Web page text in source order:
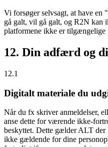
Vi forsøger selvsagt, at have en
gå galt, vil gå galt, og R2N kan
platformene ikke er tilgængelige
12. Din adfærd og
12.1
Digitalt materiale du
Når du fx skriver anmeldelser,
anse dette for værende ikke-
beskyttet. Dette gælder ALT der
ikke gældende for dine